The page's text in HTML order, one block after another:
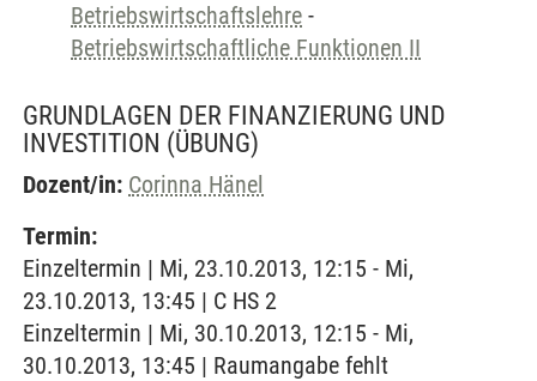
Betriebswirtschaftslehre -
Betriebswirtschaftliche Funktionen II
GRUNDLAGEN DER FINANZIERUNG UND
INVESTITION (ÜBUNG)
Dozent/in: Corinna Hänel
Termin:
Einzeltermin | Mi, 23.10.2013, 12:15 - Mi,
23.10.2013, 13:45 | C HS 2
Einzeltermin | Mi, 30.10.2013, 12:15 - Mi,
30.10.2013, 13:45 | Raumangabe fehlt